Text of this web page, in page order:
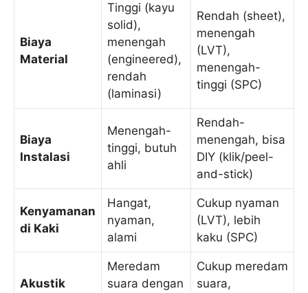
Biaya
Material
Tinggi (kayu
solid),
menengah
(engineered),
rendah
(laminasi)
Rendah (sheet),
menengah
(LVT),
menengah-
tinggi (SPC)
Biaya
Instalasi
Menengah-
tinggi, butuh
ahli
Rendah-
menengah, bisa
DIY (klik/peel-
and-stick)
Kenyamanan
di Kaki
Hangat,
nyaman,
alami
Cukup nyaman
(LVT), lebih
kaku (SPC)
Akustik
Meredam
suara dengan
Cukup meredam
suara,